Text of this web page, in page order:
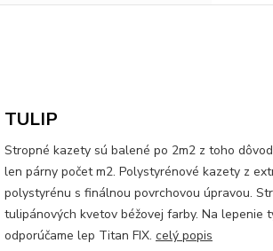
TULIP
Stropné kazety sú balené po 2m2 z toho
len párny počet m2. Polystyrénové kazety z
polystyrénu s finálnou povrchovou úpravou.
tulipánových kvetov béžovej farby. Na lepenie
odporúčame lep Titan FIX. celý popis